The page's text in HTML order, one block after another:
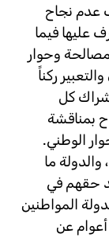
عدم نجاح
عليها فيما
وحوار
ركناً
كل
بمناقشة
الوطني.
ما
حقهم في
المواطنين
عن